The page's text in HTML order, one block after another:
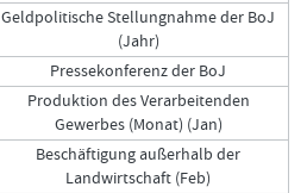
Geldpolitische Stellungnahme der BoJ
(Jahr)
Pressekonferenz der BoJ
Produktion des Verarbeitenden
Gewerbes (Monat) (Jan)
Beschäftigung außerhalb der
Landwirtschaft (Feb)